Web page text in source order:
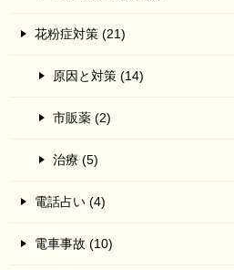
花粉症対策 (21)
原因と対策 (14)
市販薬 (2)
治療 (5)
電話占い (4)
電車事故 (10)